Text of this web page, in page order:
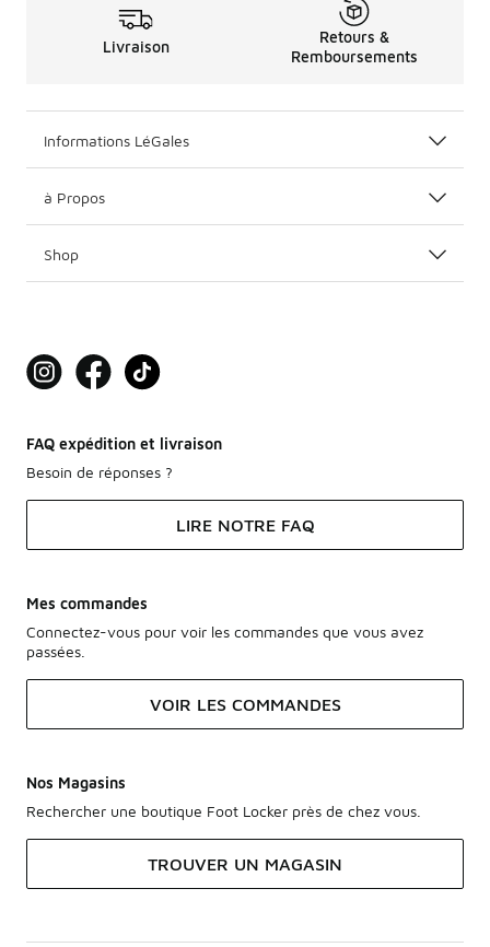
Livraison
Retours &
Remboursements
Informations LéGales
à Propos
Shop
FAQ expédition et livraison
Besoin de réponses ?
LIRE NOTRE FAQ
Mes commandes
Connectez-vous pour voir les commandes que vous avez
passées.
VOIR LES COMMANDES
Nos Magasins
Rechercher une boutique Foot Locker près de chez vous.
TROUVER UN MAGASIN